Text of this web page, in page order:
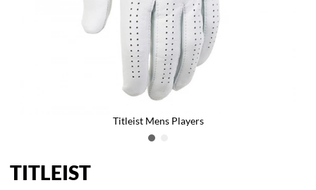
Titleist Mens Players
TITLEIST